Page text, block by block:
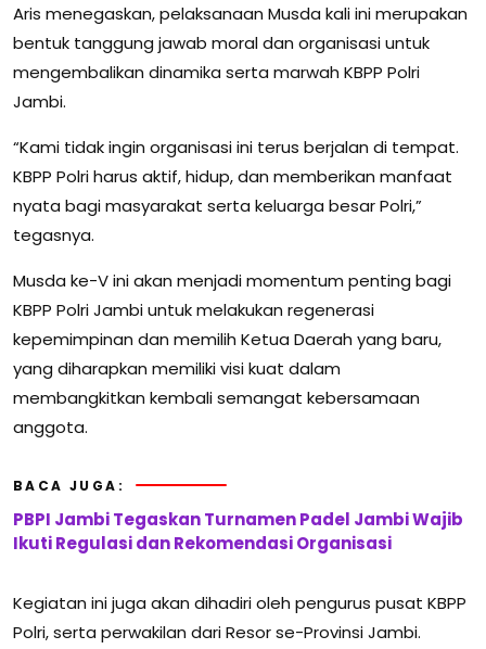
Aris menegaskan, pelaksanaan Musda kali ini merupakan
bentuk tanggung jawab moral dan organisasi untuk
mengembalikan dinamika serta marwah KBPP Polri
Jambi.
“Kami tidak ingin organisasi ini terus berjalan di tempat.
KBPP Polri harus aktif, hidup, dan memberikan manfaat
nyata bagi masyarakat serta keluarga besar Polri,”
tegasnya.
Musda ke-V ini akan menjadi momentum penting bagi
KBPP Polri Jambi untuk melakukan regenerasi
kepemimpinan dan memilih Ketua Daerah yang baru,
yang diharapkan memiliki visi kuat dalam
membangkitkan kembali semangat kebersamaan
anggota.
BACA JUGA:
PBPI Jambi Tegaskan Turnamen Padel Jambi Wajib
Ikuti Regulasi dan Rekomendasi Organisasi
Kegiatan ini juga akan dihadiri oleh pengurus pusat KBPP
Polri, serta perwakilan dari Resor se-Provinsi Jambi.